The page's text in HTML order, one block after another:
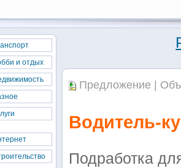
Предложение |
Водитель-
Подработка
и отдых